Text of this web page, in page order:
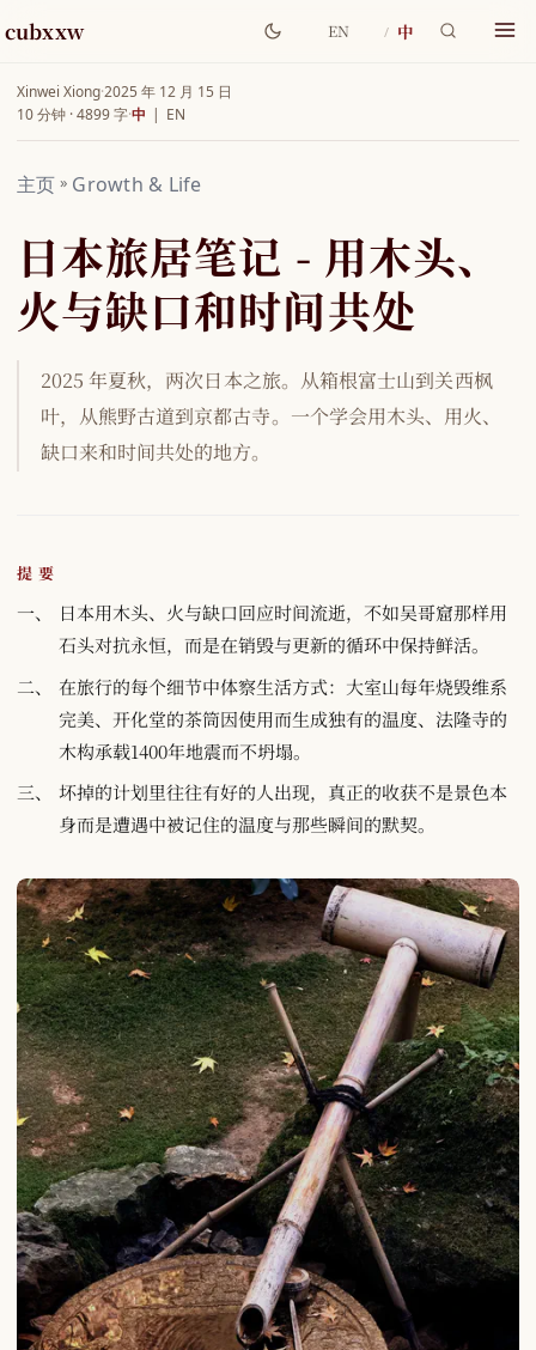
cubxxw EN 中
Xinwei Xiong·2025 年 12 月 15 日
10 分钟 · 4899 字·中 | EN
主页 » Growth & Life
日本旅居笔记 - 用木头、
火与缺口和时间共处
2025 年夏秋，两次日本之旅。从箱根富士山到关西枫
叶，从熊野古道到京都古寺。一个学会用木头、用火、
缺口来和时间共处的地方。
提要
日本用木头、火与缺口回应时间流逝，不如吴哥窟那样用
石头对抗永恒，而是在销毁与更新的循环中保持鲜活。
在旅行的每个细节中体察生活方式：大室山每年烧毁维系
完美、开化堂的茶筒因使用而生成独有的温度、法隆寺的
木构承载1400年地震而不坍塌。
坏掉的计划里往往有好的人出现，真正的收获不是景色本
身而是遭遇中被记住的温度与那些瞬间的默契。